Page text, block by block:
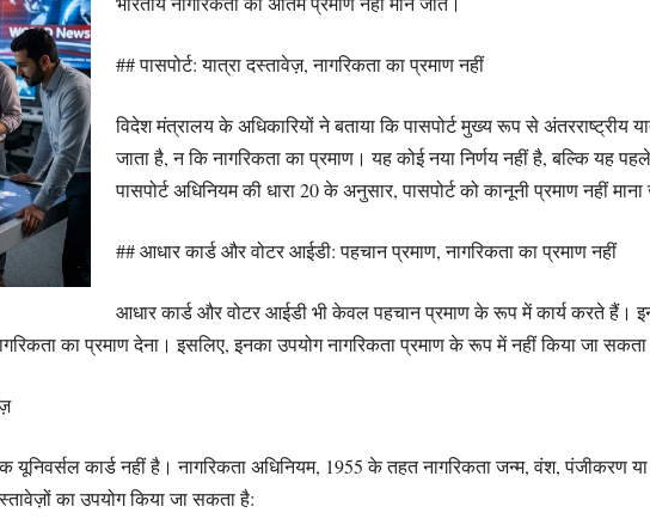
## पासपोर्ट: यात्रा दस्तावेज़, नागरिकता का प्रमाण नहीं
विदेश मंत्रालय के अधिकारियों ने बताया कि पासपोर्ट मुख्य रूप से अंतरराष्ट्रीय
जाता है, न कि नागरिकता का प्रमाण। यह कोई नया निर्णय नहीं है, बल्कि यह
पासपोर्ट अधिनियम की धारा 20 के अनुसार, पासपोर्ट को कानूनी प्रमाण नहीं माना
## आधार कार्ड और वोटर आईडी: पहचान प्रमाण, नागरिकता का प्रमाण नहीं
आधार कार्ड और वोटर आईडी भी केवल पहचान प्रमाण के रूप में कार्य करते हैं। इन
का प्रमाण देना। इसलिए, इनका उपयोग नागरिकता प्रमाण के रूप में नहीं किया जा
यूनिवर्सल कार्ड नहीं है। नागरिकता अधिनियम, 1955 के तहत नागरिकता जन्म, वंश, पंजीकरण
का उपयोग किया जा सकता है: